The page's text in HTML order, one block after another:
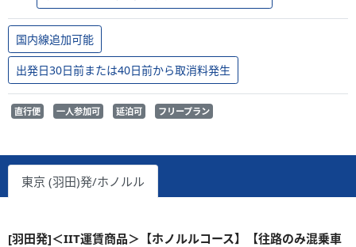
国内線追加可能
出発日30日前または40日前から取消料発生
直行便 一人参加可 延泊可 フリープラン
東京 (羽田)発/ホノルル
[羽田発]＜IIT運賃商品＞【ホノルルコース】【往路のみ混乗車